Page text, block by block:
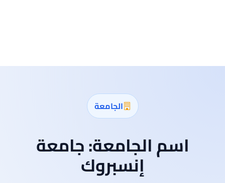
الجامعة
اسم الجامعة:جامعة
إنسبروك